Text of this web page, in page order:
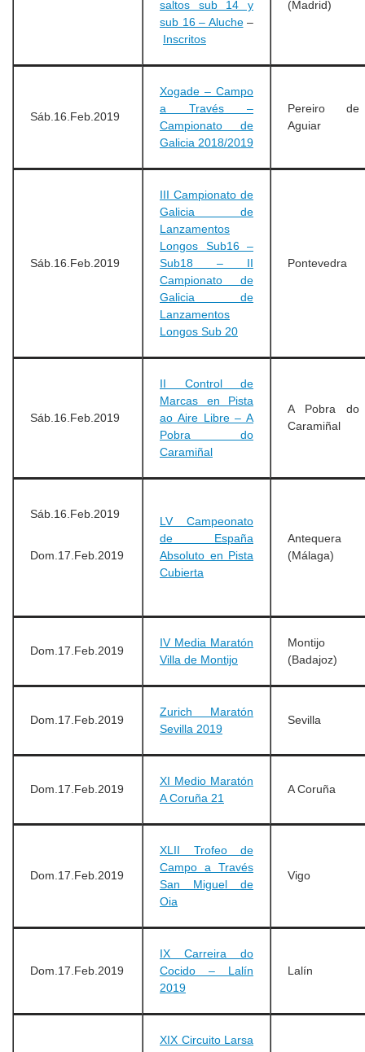
saltos sub 14 y
sub 16 – Aluche–
Inscritos
(Madrid)
Sáb.16.Feb.2019
Xogade – Campo
a Través –
Campionato de
Galicia 2018/2019
Pereiro de
Aguiar
Sáb.16.Feb.2019
III Campionato de
Galicia de
Lanzamentos
Longos Sub16 –
Sub18 – II
Campionato de
Galicia de
Lanzamentos
Longos Sub 20
Pontevedra
Sáb.16.Feb.2019
II Control de
Marcas en Pista
ao Aire Libre – A
Pobra do
Caramiñal
A Pobra do
Caramiñal
Sáb.16.Feb.2019
Dom.17.Feb.2019
LV Campeonato
de España
Absoluto en Pista
Cubierta
Antequera
(Málaga)
Dom.17.Feb.2019
IV Media Maratón
Villa de Montijo
Montijo
(Badajoz)
Dom.17.Feb.2019
Zurich Maratón
Sevilla 2019
Sevilla
Dom.17.Feb.2019
XI Medio Maratón
A Coruña 21
A Coruña
Dom.17.Feb.2019
XLII Trofeo de
Campo a Través
San Miguel de
Oia
Vigo
Dom.17.Feb.2019
IX Carreira do
Cocido – Lalín
2019
Lalín
XIX Circuito Larsa